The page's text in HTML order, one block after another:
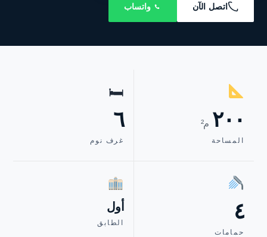
اتصل الآن واتساب
٢٠٠ م²
المساحة
🛏
٦
غرف نوم
٤
حمامات
أول
الطابق